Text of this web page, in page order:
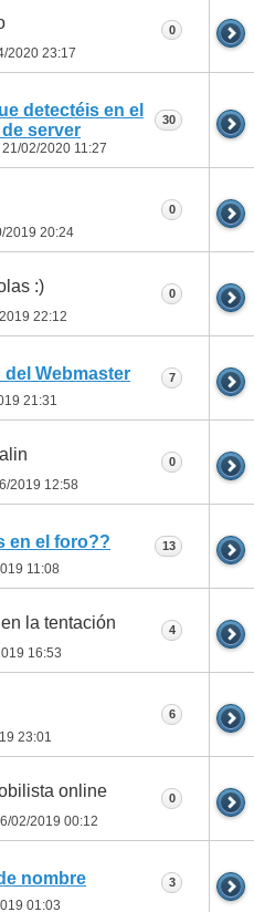
2020 23:17
0
detectéis en el
server
21/02/2020 11:27
30
2019 20:24
0
:)
22:12
0
del Webmaster
21:31
7
2019 12:58
0
en el foro??
11:08
13
la tentación
16:53
4
23:01
6
online
02/2019 00:12
0
nombre
01:03
3